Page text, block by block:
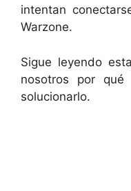
intentan
Warzone.
Sigue leyendo
nosotros por
solucionarlo.